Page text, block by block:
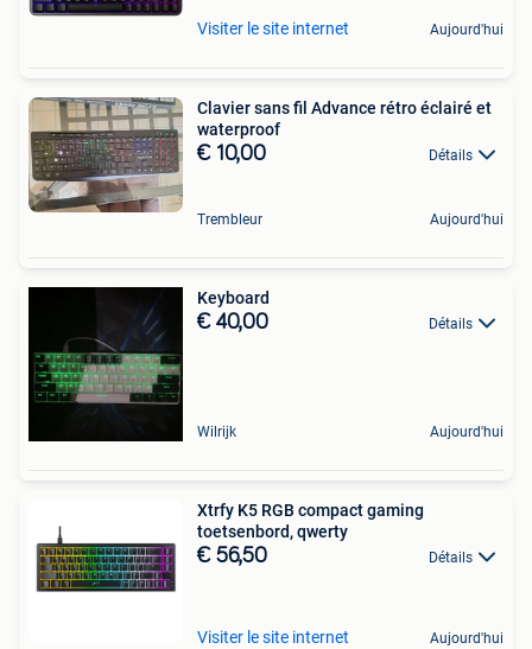
Visiter le site internet Aujourd'hui
Clavier sans fil Advance rétro éclairé et
waterproof
€ 10,00 Détails
Trembleur Aujourd'hui
Keyboard
€ 40,00 Détails
Wilrijk Aujourd'hui
Xtrfy K5 RGB compact gaming
toetsenbord, qwerty
€ 56,50 Détails
Visiter le site internet Aujourd'hui